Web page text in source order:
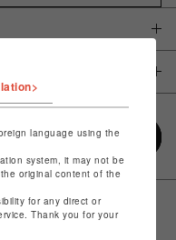
language using the
system, it may not be
original content of the
for any direct or
Thank you for your